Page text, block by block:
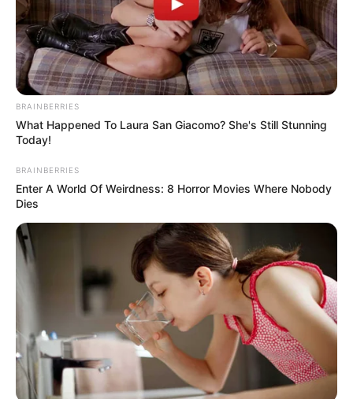
BRAINBERRIES
What Happened To Laura San Giacomo? She's Still Stunning
Today!
BRAINBERRIES
Enter A World Of Weirdness: 8 Horror Movies Where Nobody
Dies